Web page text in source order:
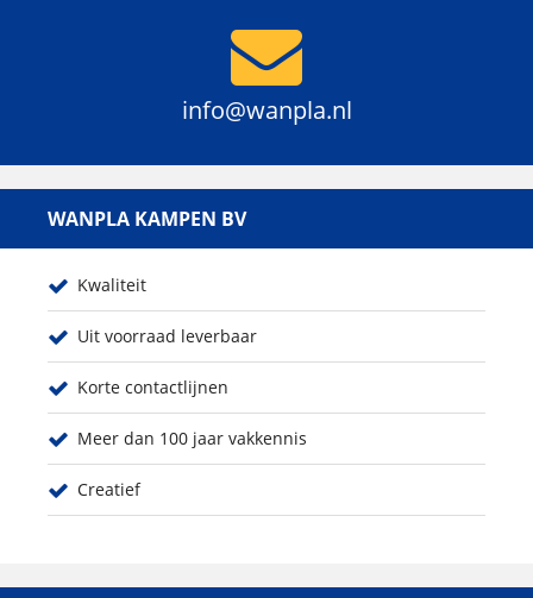
info@wanpla.nl
WANPLA KAMPEN BV
Kwaliteit
Uit voorraad leverbaar
Korte contactlijnen
Meer dan 100 jaar vakkennis
Creatief